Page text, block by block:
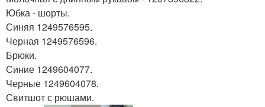
Юбка - шорты.
Синяя 1249576595.
Черная 1249576596.
Брюки.
Синие 1249604077.
Черные 1249604078.
Свитшот с рюшами.